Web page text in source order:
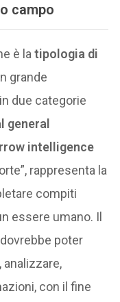
campo
è latipologia di
grande
due categorie
general
intelligence
rappresenta la
compiti
essere umano. Il
poter
analizzare,
con il fine